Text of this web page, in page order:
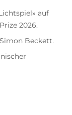
auf
2026.
Beckett.